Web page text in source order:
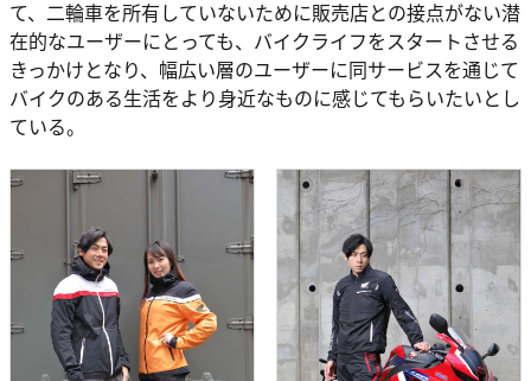
て、二輪車を所有していないために販売店との接点がない潜
在的なユーザーにとっても、バイクライフをスタートさせる
きっかけとなり、幅広い層のユーザーに同サービスを通じて
バイクのある生活をより身近なものに感じてもらいたいとし
ている。